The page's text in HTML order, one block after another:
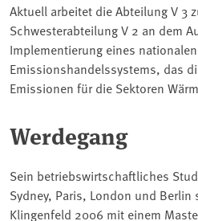
Aktuell arbeitet die Abteilung V 3
Schwesterabteilung V 2 an dem
Implementierung eines nationalen
Emissionshandelssystems, das
Emissionen für die Sektoren
Werdegang
Sein betriebswirtschaftliches
Sydney, Paris, London und
Klingenfeld 2006 mit einem